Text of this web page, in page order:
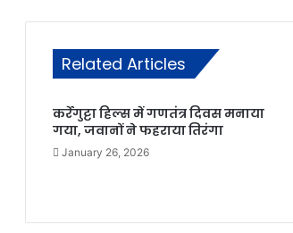
Related Articles
कर्रेगुट्टा हिल्स में गणतंत्र दिवस मनाया
गया, जवानों ने फहराया तिरंगा
January 26, 2026